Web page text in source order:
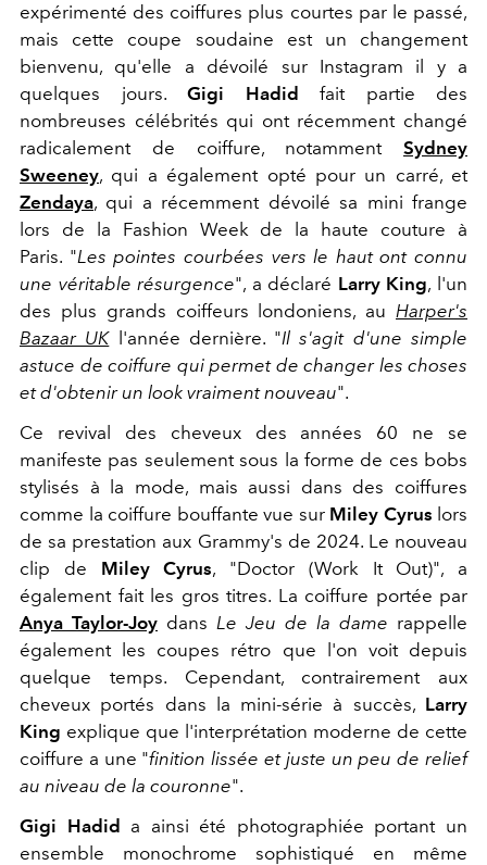
expérimenté des coiffures plus courtes par le passé,
mais cette coupe soudaine est un changement
bienvenu, qu'elle a dévoilé sur Instagram il y a
quelques jours. Gigi Hadid fait partie des
nombreuses célébrités qui ont récemment changé
radicalement de coiffure, notamment Sydney
Sweeney, qui a également opté pour un carré, et
Zendaya, qui a récemment dévoilé sa mini frange
lors de la Fashion Week de la haute couture à
Paris. "Les pointes courbées vers le haut ont connu
une véritable résurgence", a déclaré Larry King, l'un
des plus grands coiffeurs londoniens, au Harper's
Bazaar UKl'année dernière. "Il s'agit d'une simple
astuce de coiffure qui permet de changer les choses
et d'obtenir un look vraiment nouveau".
Ce revival des cheveux des années 60 ne se
manifeste pas seulement sous la forme de ces bobs
stylisés à la mode, mais aussi dans des coiffures
comme la coiffure bouffante vue sur Miley Cyrus lors
de sa prestation aux Grammy's de 2024. Le nouveau
clip de Miley Cyrus, "Doctor (Work It Out)", a
également fait les gros titres. La coiffure portée par
Anya Taylor-Joy dans Le Jeu de la dame rappelle
également les coupes rétro que l'on voit depuis
quelque temps. Cependant, contrairement aux
cheveux portés dans la mini-série à succès, Larry
King explique que l'interprétation moderne de cette
coiffure a une "finition lissée et juste un peu de relief
au niveau de la couronne".
Gigi Hadid
a ainsi été photographiée portant un
ensemble monochrome sophistiqué en même